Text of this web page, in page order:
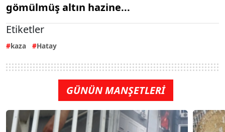
gömülmüş altın hazine...
Etiketler
kaza Hatay
GÜNÜN MANŞETLERİ